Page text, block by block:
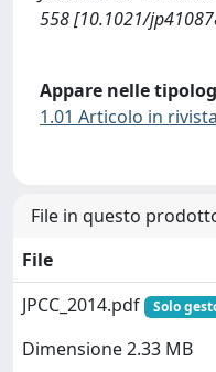
558 [10.1021/
Appare nelle
1.01 Articolo in rivista
File in questo
File
JPCC_2014.pdf
Solo
Dimensione 2.33 MB